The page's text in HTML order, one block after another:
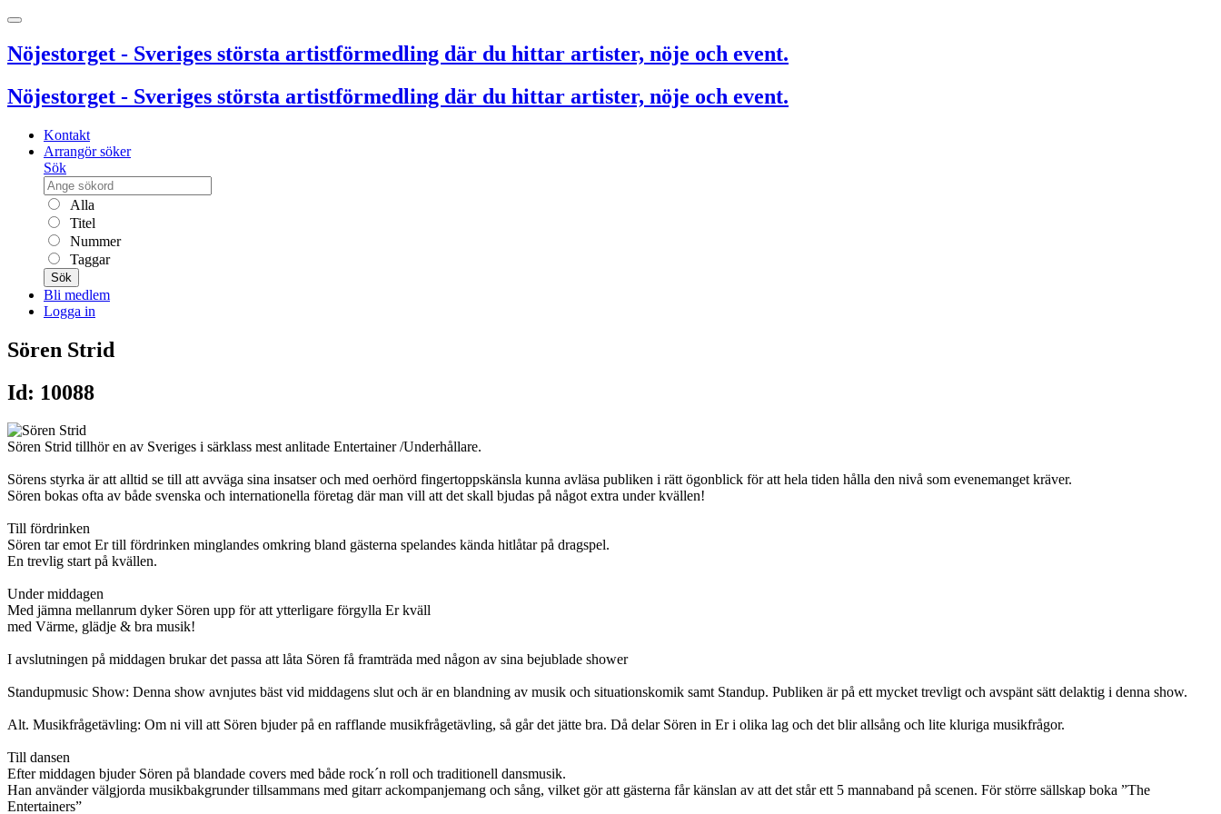
Nöjestorget - Sveriges största artistförmedling där du hittar artister, nöje och event.
Nöjestorget - Sveriges största artistförmedling där du hittar artister, nöje och event.
Kontakt
Arrangör söker
Sök
Alla
Titel
Nummer
Taggar
Sök
Bli medlem
Logga in
Sören Strid
Id: 10088
Sören Strid tillhör en av Sveriges i särklass mest anlitade Entertainer /Underhållare.
Sörens styrka är att alltid se till att avväga sina insatser och med oerhörd fingertoppskänsla kunna avläsa publiken i rätt ögonblick för att hela tiden hålla den nivå som evenemanget kräver.
Sören bokas ofta av både svenska och internationella företag där man vill att det skall bjudas på något extra under kvällen!
Till fördrinken
Sören tar emot Er till fördrinken minglandes omkring bland gästerna spelandes kända hitlåtar på dragspel.
En trevlig start på kvällen.
Under middagen
Med jämna mellanrum dyker Sören upp för att ytterligare förgylla Er kväll
med Värme, glädje & bra musik!
I avslutningen på middagen brukar det passa att låta Sören få framträda med någon av sina bejublade shower
Standupmusic Show: Denna show avnjutes bäst vid middagens slut och är en blandning av musik och situationskomik samt Standup. Publiken är på ett mycket trevligt och avspänt sätt delaktig i denna show.
Alt. Musikfrågetävling: Om ni vill att Sören bjuder på en rafflande musikfrågetävling, så går det jätte bra. Då delar Sören in Er i olika lag och det blir allsång och lite kluriga musikfrågor.
Till dansen
Efter middagen bjuder Sören på blandade covers med både rock´n roll och traditionell dansmusik.
Han använder välgjorda musikbakgrunder tillsammans med gitarr ackompanjemang och sång, vilket gör att gästerna får känslan av att det står ett 5 mannaband på scenen. För större sällskap boka ”The
Entertainers”